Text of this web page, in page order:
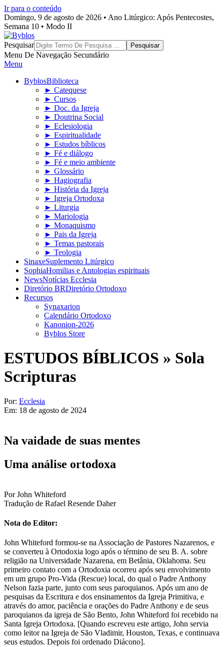
Ir para o conteúdo
Domingo, 9 de agosto de 2026 • Ano Litúrgico: Após Pentecostes,
Semana 10 • Modo II
Byblos
Pesquisar
Menu De Navegação Secundário
Menu
ByblosBiblioteca
► Catequese
► Cursos
► Doc. da Igreja
► Doutrina Social
► Eclesiologia
► Espiritualidade
► Estudos bíblicos
► Fé e diálogo
► Fé e meio ambiente
► Glossário
► Hagiografia
► História da Igreja
► Igreja Ortodoxa
► Liturgia
► Mariologia
► Monaquismo
► Pais da Igreja
► Temas pastorais
► Teologia
SinaxeSuplemento Litúrgico
SophiaHomilias e Antologias espirituais
NewsNotícias Ecclesia
Diretório BRDiretório Ortodoxo
Recursos
Synaxarion
Calendário Ortodoxo
Kanonion-2026
Byblos Store
ESTUDOS BÍBLICOS » Sola
Scripturas
Por: Ecclesia
Em: 18 de agosto de 2024
Na vaidade de suas mentes
Uma análise ortodoxa
Por John Whiteford
Tradução de Rafael Resende Daher
Nota do Editor:
John Whiteford formou-se na Associação de Pastores Nazarenos, e
se converteu à Ortodoxia logo após o término de seu B. A. sobre
religião na Universidade Nazarena, em Betânia, Oklahoma. Seu
primeiro contato com a Ortodoxia ocorreu após seu envolvimento
em um grupo Pro-Vida (Rescue) local, do qual o Padre Anthony
Nelson fazia parte, junto com seus paroquianos. Após um ano de
pesquisas da Escritura e dos ensinamentos da Igreja Primitiva, e
através do amor, paciência e orações do Padre Anthony e de seus
paroquianos da igreja de São Bento, John Whiteford foi recebido na
Santa Igreja Ortodoxa. [Quando escreveu este artigo, John servia
como leitor na Igreja de São Vladimir, Houston, Texas, e continuava
seus estudos. Depois foi ordenado Diácono].